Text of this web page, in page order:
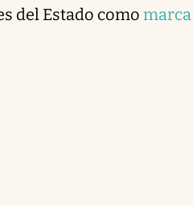
del Estado como marca